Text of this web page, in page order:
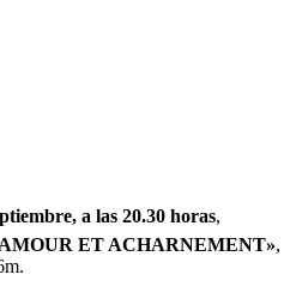
a las 20.30 horas,
ET ACHARNEMENT»,